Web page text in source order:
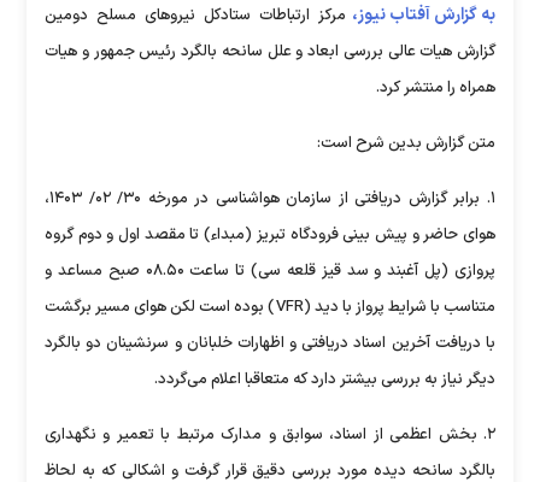
به گزارش آفتاب نیوز، مرکز ارتباطات ستادکل نیرو‌های مسلح دومین
گزارش هیات عالی بررسی ابعاد و علل سانحه بالگرد رئیس جمهور و هیات
همراه را منتشر کرد.
متن گزارش بدین شرح است:
۱. برابر گزارش دریافتی از سازمان هواشناسی در مورخه ۳۰/ ۰۲/ ۱۴۰۳،
هوای حاضر و پیش بینی فرودگاه تبریز (مبداء) تا مقصد اول و دوم گروه
پروازی (پل آغبند و سد قیز قلعه سی) تا ساعت ۰۸.۵۰ صبح مساعد و
متناسب با شرایط پرواز با دید (VFR) بوده است لکن هوای مسیر برگشت
با دریافت آخرین اسناد دریافتی و اظهارات خلبانان و سرنشینان دو بالگرد
دیگر نیاز به بررسی بیشتر دارد که متعاقبا اعلام می‌گردد.
۲. بخش اعظمی از اسناد، سوابق و مدارک مرتبط با تعمیر و نگهداری
بالگرد سانحه دیده مورد بررسی دقیق قرار گرفت و اشکالی که به لحاظ